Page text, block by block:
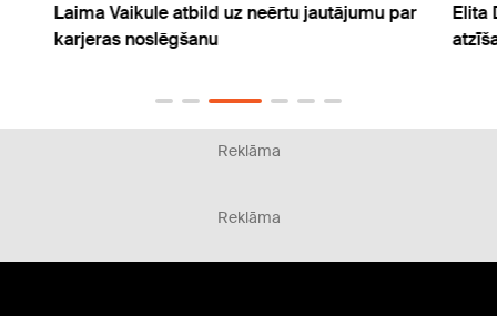
Laima Vaikule atbild uz neērtu jautājumu par
karjeras noslēgšanu
Elita
Reklāma
Reklāma